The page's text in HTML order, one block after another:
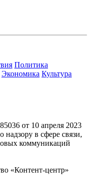
Политика
Экономика Культура
от 10 апреля 2023
в сфере связи,
коммуникаций
«Контент-центр»